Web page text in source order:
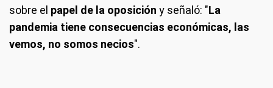
sobre el papel de la oposición y señaló: "La
pandemia tiene consecuencias económicas, las
vemos, no somos necios".